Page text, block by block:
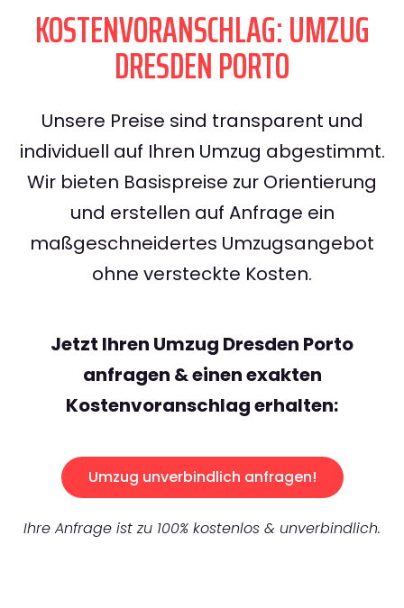
KOSTENVORANSCHLAG: UMZUG
DRESDEN PORTO
Unsere Preise sind transparent und
individuell auf Ihren Umzug abgestimmt.
Wir bieten Basispreise zur Orientierung
und erstellen auf Anfrage ein
maßgeschneidertes Umzugsangebot
ohne versteckte Kosten.
Jetzt Ihren Umzug Dresden Porto
anfragen & einen exakten
Kostenvoranschlag erhalten:
Umzug unverbindlich anfragen!
Ihre Anfrage ist zu 100% kostenlos & unverbindlich.